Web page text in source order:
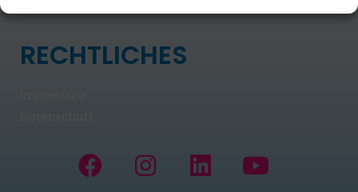
RECHTLICHES
F
a
I
n
L
i
Y
o